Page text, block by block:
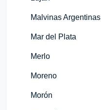
Malvinas Argentinas
Mar del Plata
Merlo
Moreno
Morón